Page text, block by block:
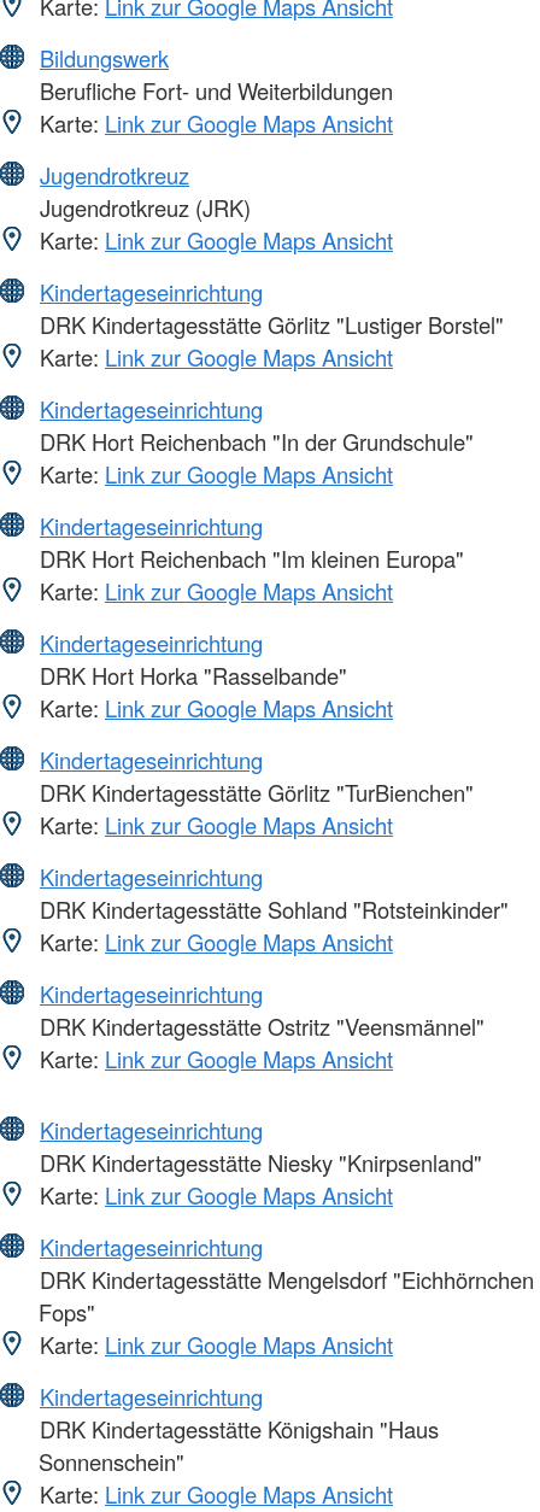
Karte: Link zur Google Maps Ansicht
Bildungswerk
Berufliche Fort- und Weiterbildungen
Karte: Link zur Google Maps Ansicht
Jugendrotkreuz
Jugendrotkreuz (JRK)
Karte: Link zur Google Maps Ansicht
Kindertageseinrichtung
DRK Kindertagesstätte Görlitz "Lustiger Borstel"
Karte: Link zur Google Maps Ansicht
Kindertageseinrichtung
DRK Hort Reichenbach "In der Grundschule"
Karte: Link zur Google Maps Ansicht
Kindertageseinrichtung
DRK Hort Reichenbach "Im kleinen Europa"
Karte: Link zur Google Maps Ansicht
Kindertageseinrichtung
DRK Hort Horka "Rasselbande"
Karte: Link zur Google Maps Ansicht
Kindertageseinrichtung
DRK Kindertagesstätte Görlitz "TurBienchen"
Karte: Link zur Google Maps Ansicht
Kindertageseinrichtung
DRK Kindertagesstätte Sohland "Rotsteinkinder"
Karte: Link zur Google Maps Ansicht
Kindertageseinrichtung
DRK Kindertagesstätte Ostritz "Veensmännel"
Karte: Link zur Google Maps Ansicht
Kindertageseinrichtung
DRK Kindertagesstätte Niesky "Knirpsenland"
Karte: Link zur Google Maps Ansicht
Kindertageseinrichtung
DRK Kindertagesstätte Mengelsdorf "Eichhörnchen
Fops"
Karte: Link zur Google Maps Ansicht
Kindertageseinrichtung
DRK Kindertagesstätte Königshain "Haus
Sonnenschein"
Karte: Link zur Google Maps Ansicht